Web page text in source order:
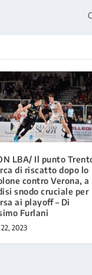
LBA/ Il punto
di riscatto dopo lo
contro Verona, a
snodo cruciale per
ai playoff – Di
Furlani
2023